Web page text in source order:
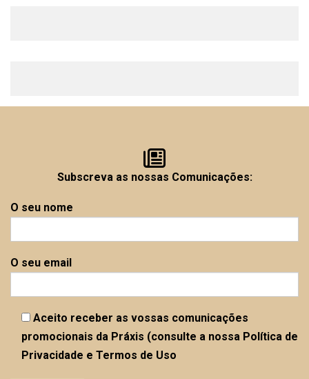
Subscreva as nossas Comunicações:
O seu nome
O seu email
Aceito receber as vossas comunicações
promocionais da Práxis (consulte a nossa Política de
Privacidade e Termos de Uso